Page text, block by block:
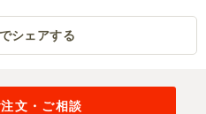
シェアする
文・ご相談